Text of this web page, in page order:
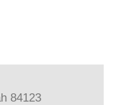
84123